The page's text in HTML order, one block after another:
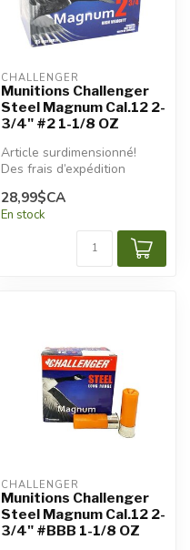
CHALLENGER
Munitions Challenger
Steel Magnum Cal.12 2-
3/4" #2 1-1/8 OZ
Article surdimensionné!
Des frais d’expédition
additionnels seront
appliqués.
28,99$CA
En stock
CHALLENGER
Munitions Challenger
Steel Magnum Cal.12 2-
3/4" #BBB 1-1/8 OZ